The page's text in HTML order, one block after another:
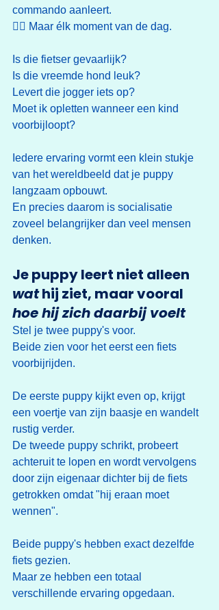
commando aanleert.
👉🏼 Maar élk moment van de dag.
Is die fietser gevaarlijk?
Is die vreemde hond leuk?
Levert die jogger iets op?
Moet ik opletten wanneer een kind
voorbijloopt?
Iedere ervaring vormt een klein stukje
van het wereldbeeld dat je puppy
langzaam opbouwt.
En precies daarom is socialisatie
zoveel belangrijker dan veel mensen
denken.
Je puppy leert niet alleen
wat hij ziet, maar vooral
hoe hij zich daarbij voelt
Stel je twee puppy's voor.
Beide zien voor het eerst een fiets
voorbijrijden.
De eerste puppy kijkt even op, krijgt
een voertje van zijn baasje en wandelt
rustig verder.
De tweede puppy schrikt, probeert
achteruit te lopen en wordt vervolgens
door zijn eigenaar dichter bij de fiets
getrokken omdat "hij eraan moet
wennen".
Beide puppy's hebben exact dezelfde
fiets gezien.
Maar ze hebben een totaal
verschillende ervaring opgedaan.